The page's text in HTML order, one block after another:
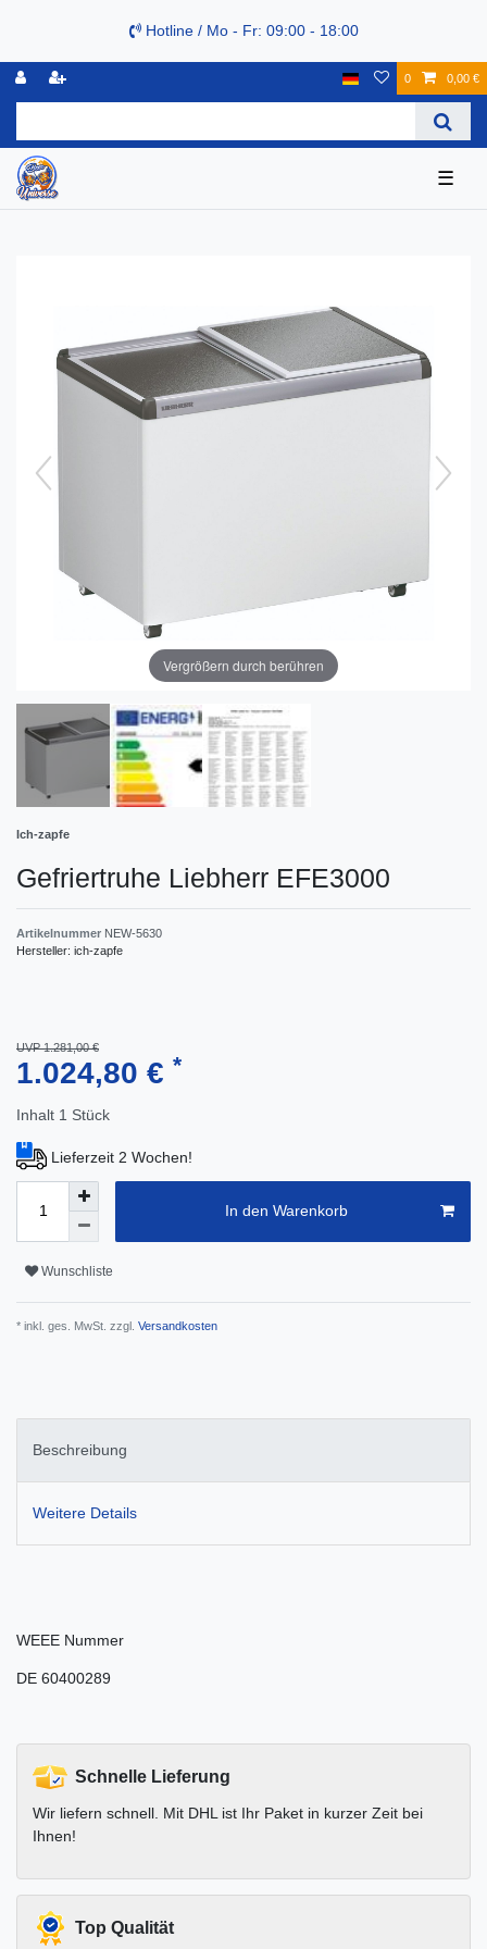
Hotline / Mo - Fr: 09:00 - 18:00
0 0,00 €
☰
Vergrößern durch berühren
Ich-zapfe
Gefriertruhe Liebherr EFE3000
Artikelnummer NEW-5630
Hersteller: ich-zapfe
UVP 1.281,00 €
1.024,80 € *
Inhalt 1 Stück
Lieferzeit 2 Wochen!
In den Warenkorb
Wunschliste
* inkl. ges. MwSt. zzgl. Versandkosten
Beschreibung
Weitere Details
WEEE Nummer
DE 60400289
Schnelle Lieferung
Wir liefern schnell. Mit DHL ist Ihr Paket in kurzer Zeit bei
Ihnen!
Top Qualität